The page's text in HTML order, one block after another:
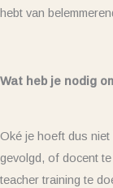
hebt van
Wat heb je nodig
Oké je hoeft dus niet
gevolgd, of docent
teacher training te